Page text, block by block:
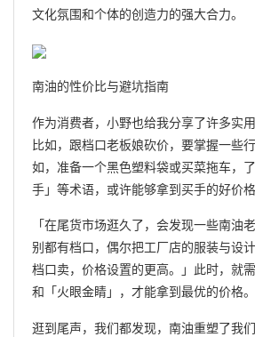
文化氛围和个体的创造力的强大合力。
南油的性价比与避坑指南
作为消费者，小野也给我分享了许多实
比如，跟档口老板娘砍价，要掌握一些
如，准备一个黑色塑料袋或买菜拖车，
手」等术语，或许能够拿到买手的好价格
「在尾货市场逛久了，会发现一些南油
别都有档口，偶尔把工厂店的服装与设
档口卖，价格设置的更高。」此时，就
和「火眼金睛」，才能拿到最优的价格。
逛到尾声，我们都发现，南油重塑了